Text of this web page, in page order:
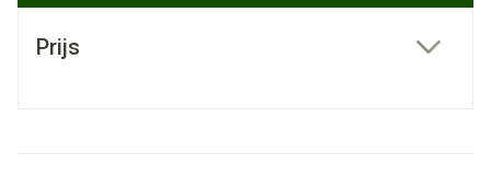
Prijs